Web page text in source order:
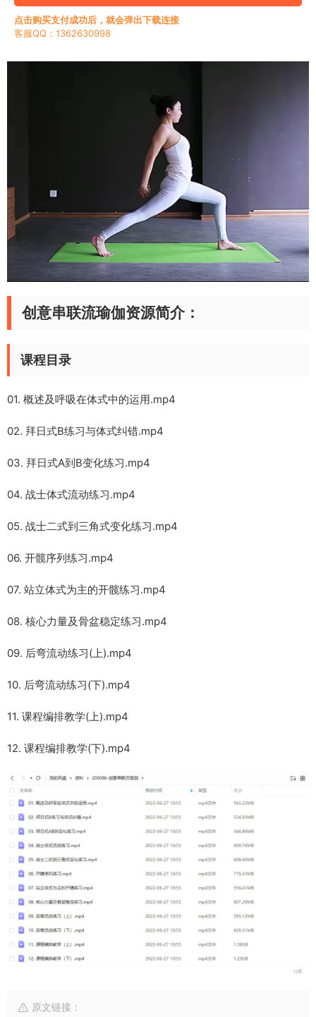
点击购买支付成功后，就会弹出下载连接
客服QQ：1362630998
创意串联流瑜伽资源简介：
课程目录
01. 概述及呼吸在体式中的运用.mp4
02. 拜日式B练习与体式纠错.mp4
03. 拜日式A到B变化练习.mp4
04. 战士体式流动练习.mp4
05. 战士二式到三角式变化练习.mp4
06. 开髋序列练习.mp4
07. 站立体式为主的开髋练习.mp4
08. 核心力量及骨盆稳定练习.mp4
09. 后弯流动练习(上).mp4
10. 后弯流动练习(下).mp4
11. 课程编排教学(上).mp4
12. 课程编排教学(下).mp4
原文链接：